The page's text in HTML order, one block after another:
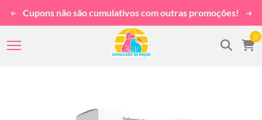
Cupons não são cumulativos com outras promoções!
0